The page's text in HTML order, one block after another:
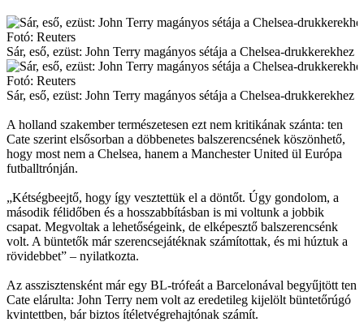
Fotó: Reuters
Sár, eső, ezüst: John Terry magányos sétája a Chelsea-drukkerekhez
Fotó: Reuters
Sár, eső, ezüst: John Terry magányos sétája a Chelsea-drukkerekhez
A holland szakember természetesen ezt nem kritikának szánta: ten
Cate szerint elsősorban a döbbenetes balszerencsének köszönhető,
hogy most nem a Chelsea, hanem a Manchester United ül Európa
futballtrónján.
„Kétségbeejtő, hogy így vesztettük el a döntőt. Úgy gondolom, a
második félidőben és a hosszabbításban is mi voltunk a jobbik
csapat. Megvoltak a lehetőségeink, de elképesztő balszerencsénk
volt. A büntetők már szerencsejátéknak számítottak, és mi húztuk a
rövidebbet” – nyilatkozta.
Az asszisztensként már egy BL-trófeát a Barcelonával begyűjtött ten
Cate elárulta: John Terry nem volt az eredetileg kijelölt büntetőrúgó
kvintettben, bár biztos ítéletvégrehajtónak számít.